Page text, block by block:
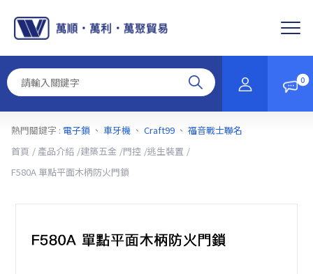
0
首頁 產品介紹 建築五金 門控 逃生裝置
F580A 單點平面木柄防火門鎖
熱門關鍵字 : 電子鎖 、 車牙機、 Craft99、 福音戰士聯名